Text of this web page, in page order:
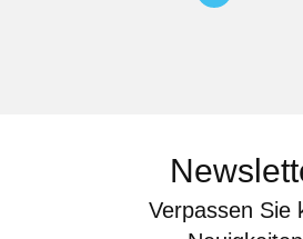
Verpassen Sie